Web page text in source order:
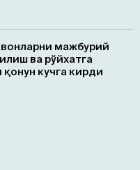
мажбурий
ва рўйхатга
кучга кирди